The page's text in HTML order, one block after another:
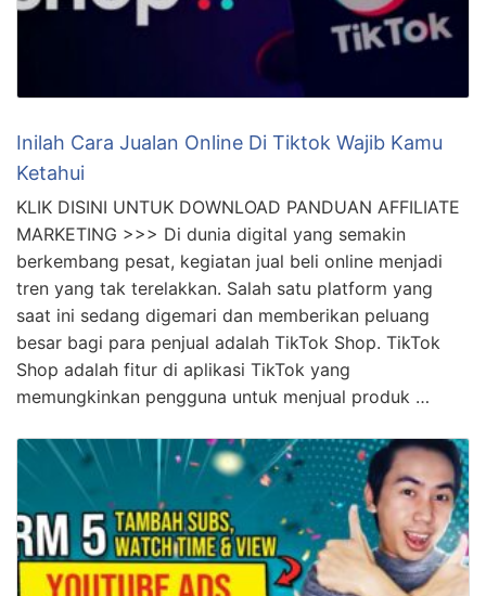
Inilah Cara Jualan Online Di Tiktok Wajib Kamu
Ketahui
KLIK DISINI UNTUK DOWNLOAD PANDUAN AFFILIATE
MARKETING >>> Di dunia digital yang semakin
berkembang pesat, kegiatan jual beli online menjadi
tren yang tak terelakkan. Salah satu platform yang
saat ini sedang digemari dan memberikan peluang
besar bagi para penjual adalah TikTok Shop. TikTok
Shop adalah fitur di aplikasi TikTok yang
memungkinkan pengguna untuk menjual produk …